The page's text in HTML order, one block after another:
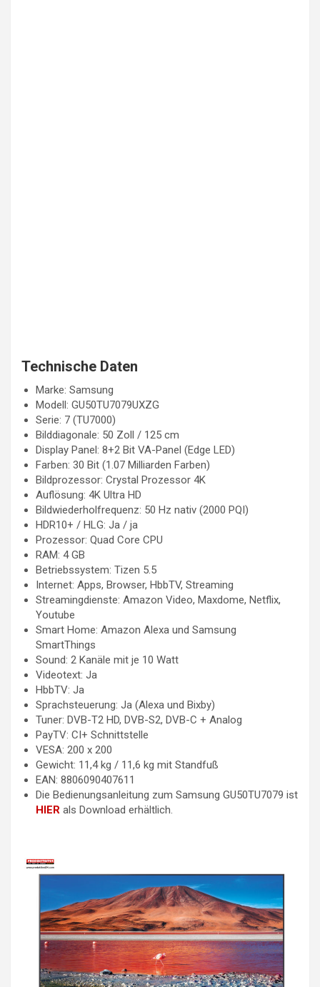
Technische Daten
Marke: Samsung
Modell: GU50TU7079UXZG
Serie: 7 (TU7000)
Bilddiagonale: 50 Zoll / 125 cm
Display Panel: 8+2 Bit VA-Panel (Edge LED)
Farben: 30 Bit (1.07 Milliarden Farben)
Bildprozessor: Crystal Prozessor 4K
Auflösung: 4K Ultra HD
Bildwiederholfrequenz: 50 Hz nativ (2000 PQI)
HDR10+ / HLG: Ja / ja
Prozessor: Quad Core CPU
RAM: 4 GB
Betriebssystem: Tizen 5.5
Internet: Apps, Browser, HbbTV, Streaming
Streamingdienste: Amazon Video, Maxdome, Netflix,
Youtube
Smart Home: Amazon Alexa und Samsung
SmartThings
Sound: 2 Kanäle mit je 10 Watt
Videotext: Ja
HbbTV: Ja
Sprachsteuerung: Ja (Alexa und Bixby)
Tuner: DVB-T2 HD, DVB-S2, DVB-C + Analog
PayTV: CI+ Schnittstelle
VESA: 200 x 200
Gewicht: 11,4 kg / 11,6 kg mit Standfuß
EAN: 8806090407611
Die Bedienungsanleitung zum Samsung GU50TU7079 ist
HIER als Download erhältlich.